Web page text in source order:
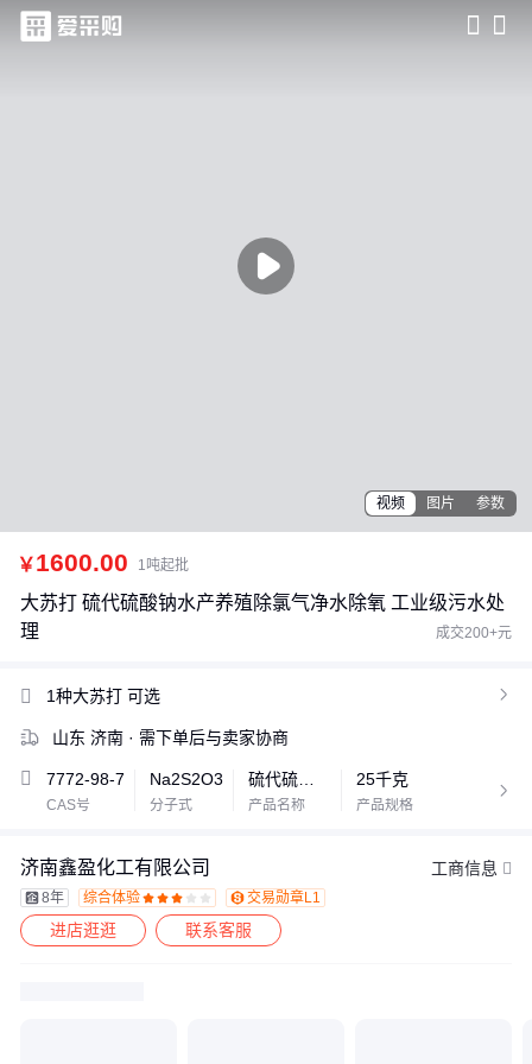

视频 图片 参数
￥1600.00 1吨起批
大苏打 硫代硫酸钠水产养殖除氯气净水除氧 工业级污水处
理
成交200+元
1种大苏打 可选 
山东 济南 · 需下单后与卖家协商
7772-98-7
CAS号
Na2S2O3
分子式 产品名称
25千克
产品规格

济南鑫盈化工有限公司 工商信息
8年 综合体验     
   交易勋章L1
进店逛逛 联系客服